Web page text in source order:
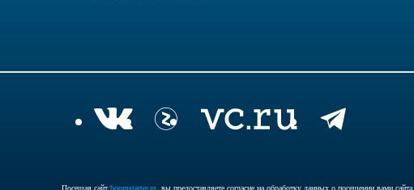
Посещая сайтboomstarter.ru, вы предоставляете согласие на обработку данных о посещении вами сайта